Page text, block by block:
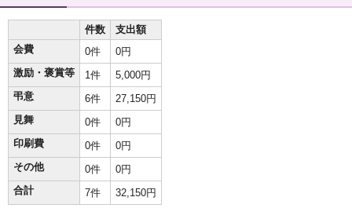
件数
支出額
会費
0件
0円
激励・褒賞等
1件
5,000円
弔意
6件
27,150円
見舞
0件
0円
印刷費
0件
0円
その他
0件
0円
合計
7件 32,150円